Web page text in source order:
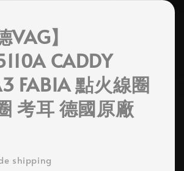
VAG】
CADDY
FABIA 點火線圈
考耳 德國原廠
shipping